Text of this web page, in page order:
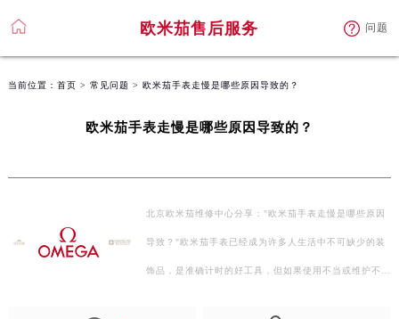
欧米茄售后服务 问题
当前位置： 首页 > 常见问题 > 欧米茄手表走慢是哪些原因导致的？
欧米茄手表走慢是哪些原因导致的？
北京欧米茄维修中心分享："欧米茄手表走慢是哪些原因
导致？"欧米茄手表已经成为许多人生活中不可缺少的装
饰品，是准确计时的好工具，但如果使用不当或维护不